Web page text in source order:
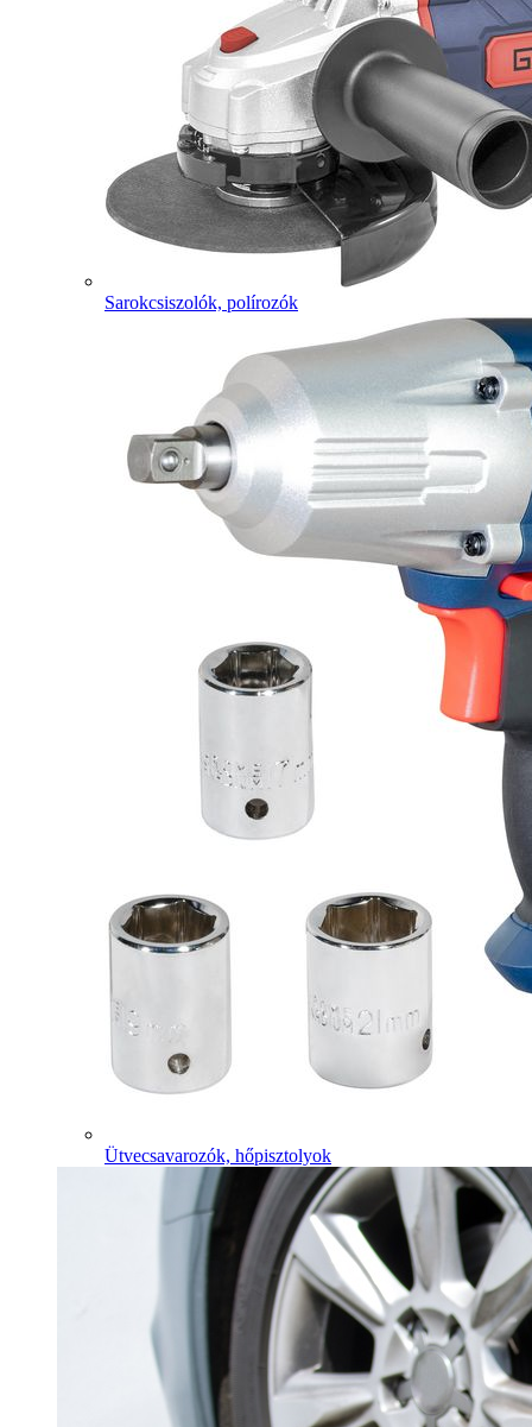
Sarokcsiszolók, polírozók
Ütvecsavarozók, hőpisztolyok